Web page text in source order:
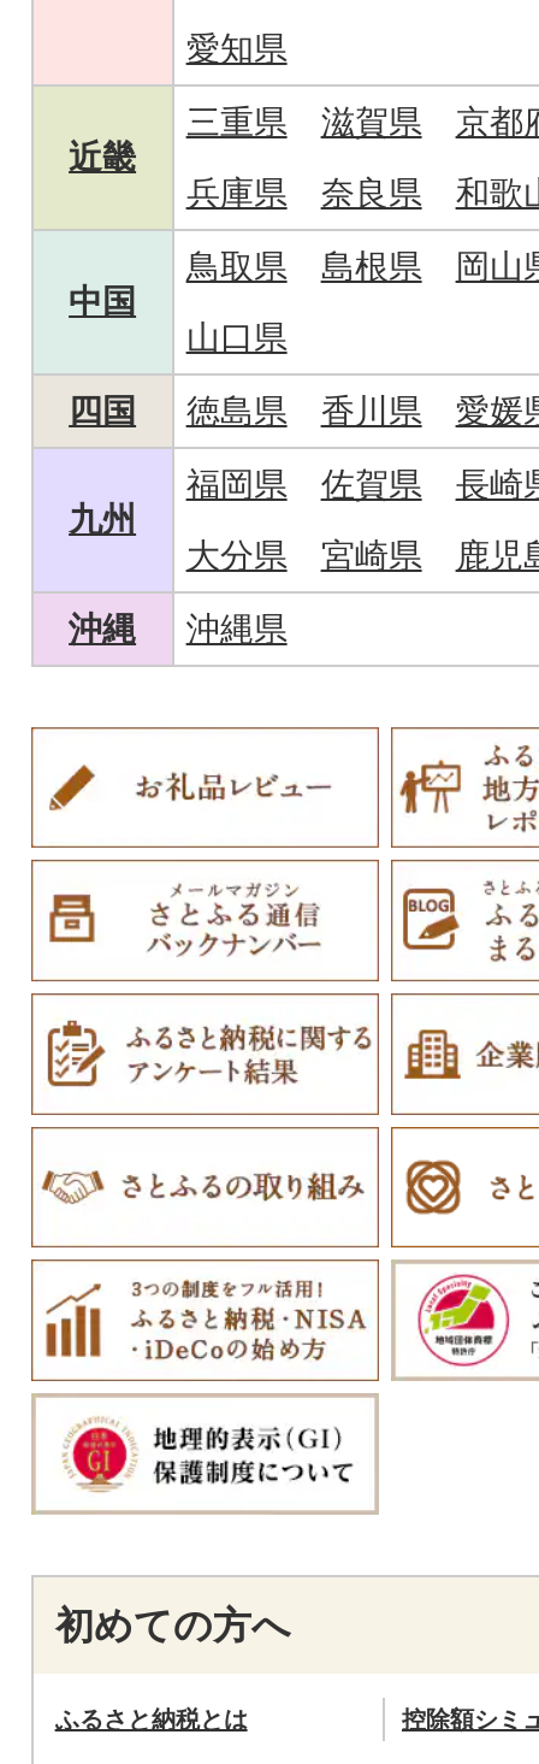
愛知県
近畿
三重県 滋賀県
京都
兵庫県
奈良県 和歌
中国
鳥取県 島根県
岡山
山口県
四国
徳島県 香川県 愛媛
九州
福岡県 佐賀県
長崎
大分県
宮崎県
鹿児
沖縄
沖縄県
初めての方へ
ふるさと納税とは 控除額シミ